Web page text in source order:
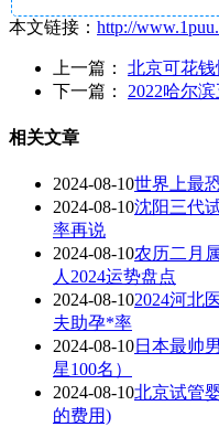
本文链接： http://
上一篇： 北京可花
下一篇： 2022哈尔
相关文章
2024-08-10世界上最
2024-08-10沈阳三代
率再说
2024-08-10农历二月
人2024运势盘点
2024-08-102024河北
夫助孕*率
2024-08-10日本最帅
星100名）
2024-08-10北京试管
的费用)